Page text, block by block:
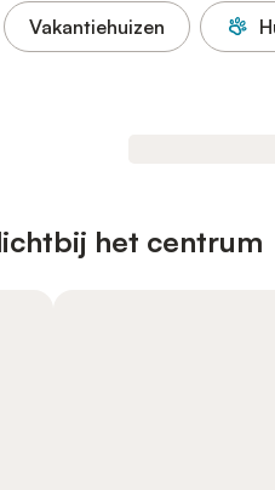
Vakantiehuizen
het centrum